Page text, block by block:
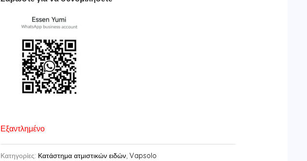
Εξαντλημένο
Κατηγορίες: Κατάστημα ατμιστικών ειδών,Vapsolo